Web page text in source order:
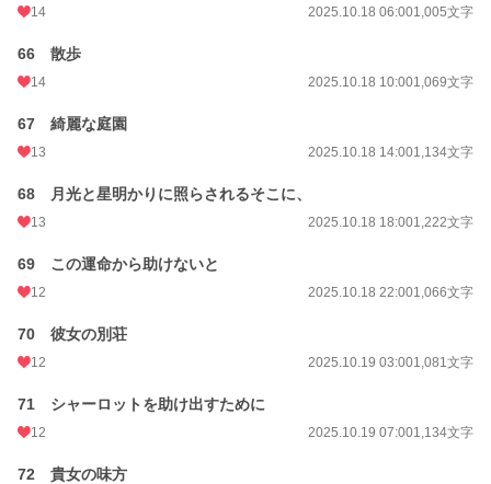
14 2025.10.18 06:001,005文字
66 散歩
14 2025.10.18 10:001,069文字
67 綺麗な庭園
13 2025.10.18 14:001,134文字
68 月光と星明かりに照らされるそこに、
13 2025.10.18 18:001,222文字
69 この運命から助けないと
12 2025.10.18 22:001,066文字
70 彼女の別荘
12 2025.10.19 03:001,081文字
71 シャーロットを助け出すために
12 2025.10.19 07:001,134文字
72 貴女の味方